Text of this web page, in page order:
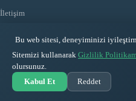
İletişim
Bu web sitesi, deneyiminizi
Sitemizi kullanarak Gizlilik
olursunuz.
Kabul Et
Reddet